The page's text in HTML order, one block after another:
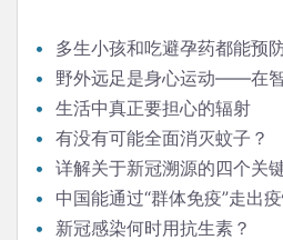
多生小孩和吃避孕药都能预
野外远足是身心运动——在
发言生活中真正要担心的辐射
有没有可能全面消灭蚊子？
详解关于新冠溯源的四个关
中国能通过“群体免疫”走出
新冠感染何时用抗生素？